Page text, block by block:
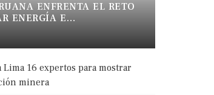
ENFRENTA EL RETO
ENERGÍA E
PARA SOSTENER SU